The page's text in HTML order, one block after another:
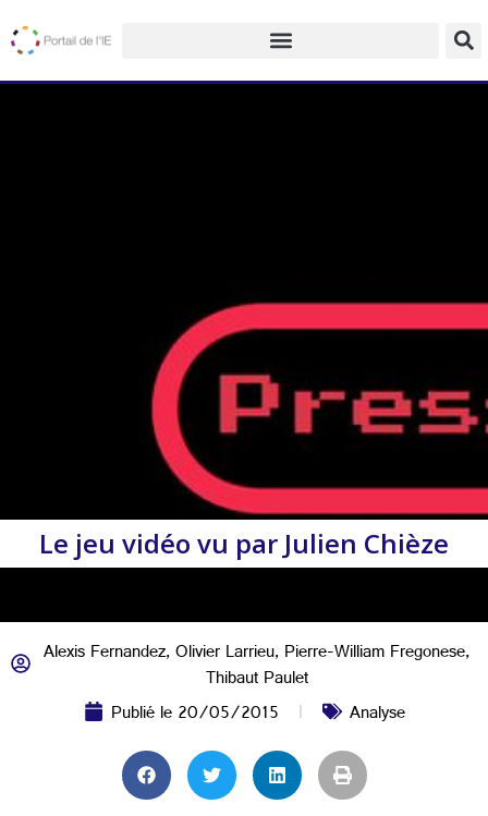
Le jeu vidéo vu par Julien Chièze
Alexis Fernandez,Olivier Larrieu,Pierre-William Fregonese,
Thibaut Paulet
Publié le20/05/2015 Analyse